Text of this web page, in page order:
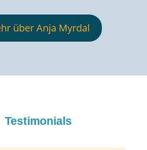
über Anja Myrdal
Testimonials